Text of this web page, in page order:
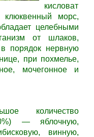
кисловат
морс,
целебными
от шлаков,
порядок нервную
при похмелье,
мочегонное и
количество
— яблочную,
винную,